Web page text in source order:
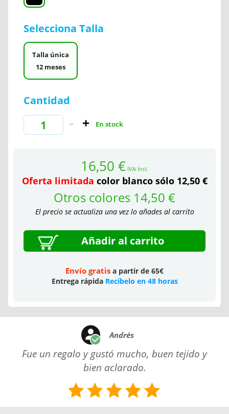
Selecciona Talla
Talla única
12 meses
Cantidad
En stock
16,50 € IVA Incl.
Oferta limitada color blanco sólo 12,50 €
Otros colores 14,50 €
El precio se actualiza una vez lo añades al carrito
Añadir al carrito
Envío gratis a partir de 65€
Entrega rápida Recíbelo en 48 horas
Andrés
Fue un regalo y gustó mucho, buen tejido y
bien aclarado.